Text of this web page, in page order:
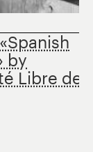
by
Libre de